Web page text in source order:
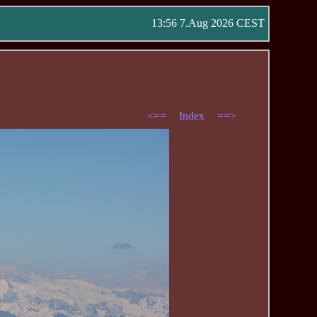
13:56 7.Aug 2026 CEST
<== Index ==>